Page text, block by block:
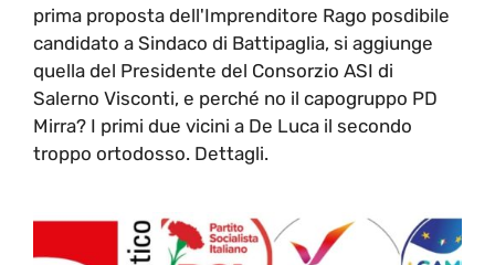
prima proposta dell'Imprenditore Rago posdibile
candidato a Sindaco di Battipaglia, si aggiunge
quella del Presidente del Consorzio ASI di
Salerno Visconti, e perché no il capogruppo PD
Mirra? I primi due vicini a De Luca il secondo
troppo ortodosso. Dettagli.